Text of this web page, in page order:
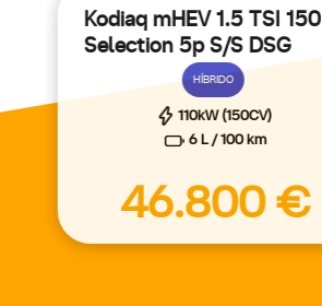
Kodiaq mHEV 1.5 TSI 150
Selection 5p S/S DSG
HÍBRIDO
110kW (150CV)
6 L / 100 km
46.800 €